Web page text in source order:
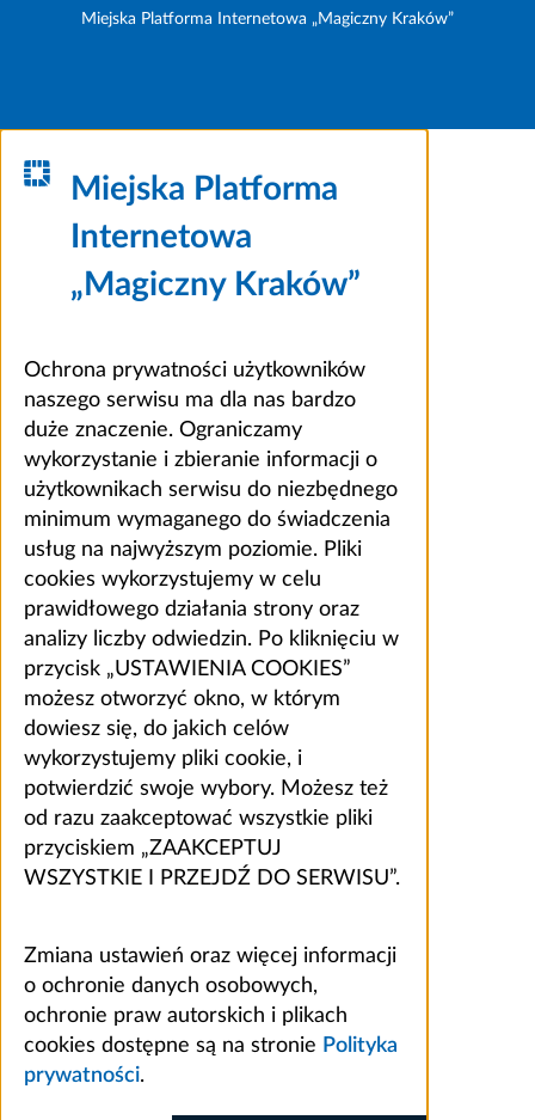
Miejska Platforma Internetowa „Magiczny Kraków”
Miejska Platforma
Internetowa
„Magiczny Kraków”
Ochrona prywatności użytkowników
naszego serwisu ma dla nas bardzo
duże znaczenie. Ograniczamy
wykorzystanie i zbieranie informacji o
użytkownikach serwisu do niezbędnego
minimum wymaganego do świadczenia
usług na najwyższym poziomie. Pliki
cookies wykorzystujemy w celu
prawidłowego działania strony oraz
analizy liczby odwiedzin. Po kliknięciu w
przycisk „USTAWIENIA COOKIES”
możesz otworzyć okno, w którym
dowiesz się, do jakich celów
wykorzystujemy pliki cookie, i
potwierdzić swoje wybory. Możesz też
od razu zaakceptować wszystkie pliki
przyciskiem „ZAAKCEPTUJ
WSZYSTKIE I PRZEJDŹ DO SERWISU”.
Zmiana ustawień oraz więcej informacji
o ochronie danych osobowych,
ochronie praw autorskich i plikach
cookies dostępne są na stronie Polityka
prywatności.